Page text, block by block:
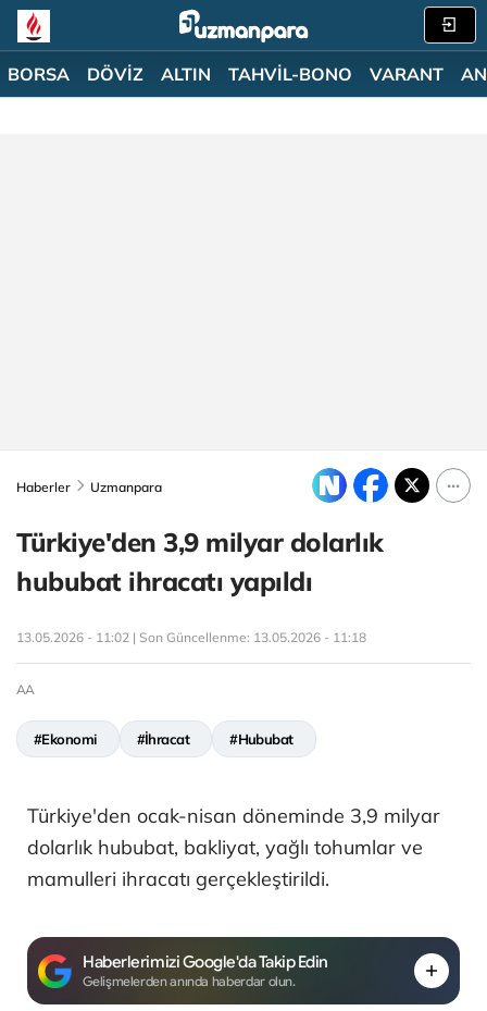
BORSA DÖVİZ ALTIN TAHVİL-BONO VARANT
Haberler Uzmanpara
Türkiye'den 3,9 milyar dolarlık
hububat ihracatı yapıldı
13.05.2026 - 11:02 | Son Güncellenme: 13.05.2026 - 11:18
AA
#Ekonomi #İhracat #Hububat
Türkiye'den ocak-nisan döneminde 3,9 milyar
dolarlık hububat, bakliyat, yağlı tohumlar ve
mamulleri ihracatı gerçekleştirildi.
Haberlerimizi Google'da Takip Edin
Gelişmelerden anında haberdar olun.